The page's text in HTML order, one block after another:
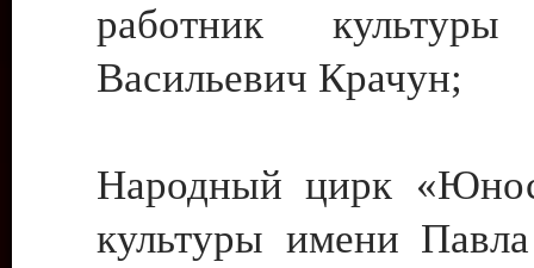
работник культуры
Васильевич Крачун;
Народный цирк
культуры имени